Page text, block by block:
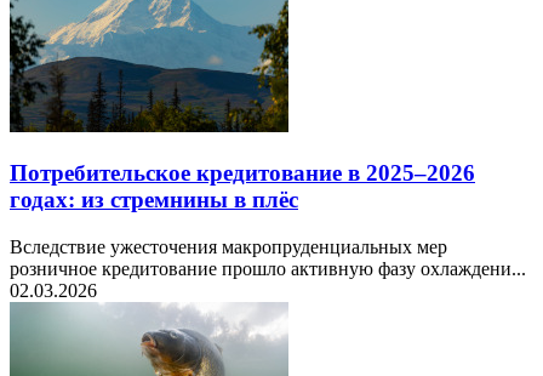
Потребительское кредитование в 2025–2026
годах: из стремнины в плёс
Вследствие ужесточения макропруденциальных мер
розничное кредитование прошло активную фазу охлаждени...
02.03.2026